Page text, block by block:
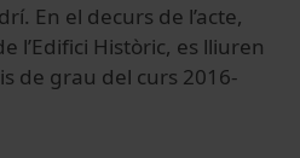
En el decurs de l’acte,
l’Edifici Històric, es lliuren
de grau del curs 2016-